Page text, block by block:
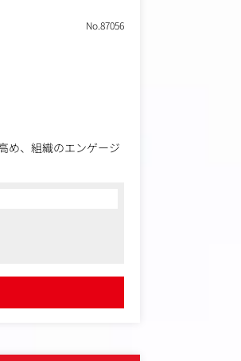
No.87056
め、組織のエンゲージ